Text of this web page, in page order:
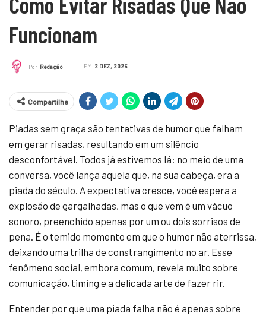
Funcionam
Por Redação EM 2 DEZ, 2025
Compartilhe
Piadas sem graça são tentativas de humor que falham
em gerar risadas, resultando em um silêncio
desconfortável. Todos já estivemos lá: no meio de uma
conversa, você lança aquela que, na sua cabeça, era a
piada do século. A expectativa cresce, você espera a
explosão de gargalhadas, mas o que vem é um vácuo
sonoro, preenchido apenas por um ou dois sorrisos de
pena. É o temido momento em que o humor não aterrissa,
deixando uma trilha de constrangimento no ar. Esse
fenômeno social, embora comum, revela muito sobre
comunicação, timing e a delicada arte de fazer rir.
Entender por que uma piada falha não é apenas sobre